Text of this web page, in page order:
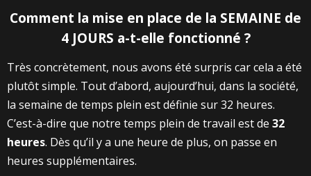
Comment la mise en place de la SEMAINE de
4 JOURS a-t-elle fonctionné ?
Très concrètement, nous avons été surpris car cela a été
plutôt simple. Tout d’abord, aujourd’hui, dans la société,
la semaine de temps plein est définie sur 32 heures.
C’est-à-dire que notre temps plein de travail est de 32
heures. Dès qu’il y a une heure de plus, on passe en
heures supplémentaires.